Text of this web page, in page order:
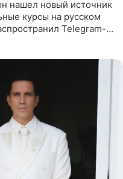
нашел новый источник
курсы на русском
Telegram-